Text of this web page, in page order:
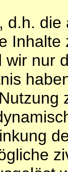
d.h.
nur